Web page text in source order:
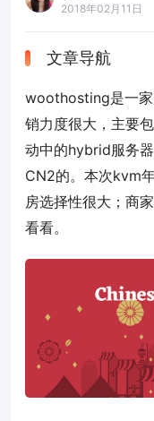
2018年02月11日
文章导航
woothosting是一家
销力度很大，主要
动中的hybrid服务
CN2的。本次kvm
房选择性很大；商
看看。